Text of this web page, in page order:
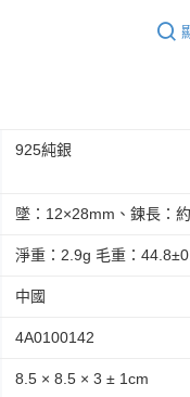
925純銀
墜：12×28mm、鍊長：
淨重：2.9g 毛重：
中國
4A0100142
8.5 × 8.5 × 3 ± 1cm